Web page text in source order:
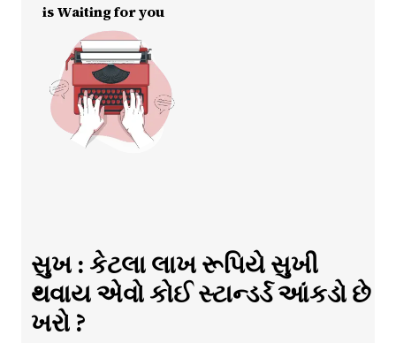
is Waiting for you
સુખ : કેટલા લાખ રૂપિયે સુખી
થવાય એવો કોઈ સ્ટાન્ડર્ડ આંકડો છે
ખરો ?